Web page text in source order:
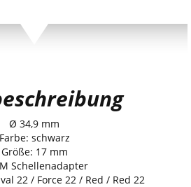
Ø 34,9 mm
Farbe: schwarz
Größe: 17 mm
Schellenadapter
22 / Force 22 / Red / Red 22